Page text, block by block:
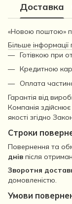
Доставка
«Новою поштою»
Більше
Готівкою при
Кредитною
Оплата
Гарантія від
Компанія
якості згідно
Строки
Повернення та
днів після
Зворотня
домовленістю.
Умови